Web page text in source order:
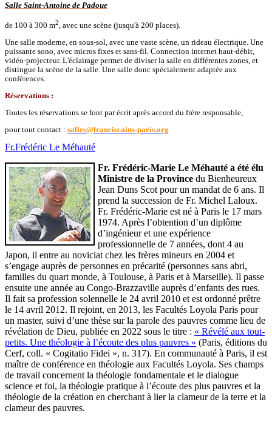
Salle Saint-Antoine de Padoue
de 100 à 300 m2 , avec une scène (jusqu'à 200 places).
Une salle moderne, en sous-sol, avec une vaste scène, un rideau électrique. Une
puissante sono, avec micros fixes et sans-fil. Connection internet haut-débit,
vidéo-projecteur. L'éclairage permet de diviser la salle en différentes zones, et
distingue la scène de la salle. Une salle donc spécialement adaptée aux
conférences.
Réservations :
Toutes les réservations se font par écrit après accord du frère responsable,
pour tout contact : salles@franciscains-paris.org
Fr.Frédéric Le Méhauté
Fr. Frédéric-Marie Le Méhauté a été élu
Ministre de la Province du Bienheureux
Jean Duns Scot pour un mandat de 6 ans. Il
prend la succession de Fr. Michel Laloux.
Fr. Frédéric-Marie est né à Paris le 17 mars
1974. Après l’obtention d’un diplôme
d’ingénieur et une expérience
professionnelle de 7 années, dont 4 au
Japon, il entre au noviciat chez les frères mineurs en 2004 et
s’engage auprès de personnes en précarité (personnes sans abri,
familles du quart monde, à Toulouse, à Paris et à Marseille). Il passe
ensuite une année au Congo-Brazzaville auprès d’enfants des rues.
Il fait sa profession solennelle le 24 avril 2010 et est ordonné prêtre
le 14 avril 2012. Il rejoint, en 2013, les Facultés Loyola Paris pour
un master, suivi d’une thèse sur la parole des pauvres comme lieu de
révélation de Dieu, publiée en 2022 sous le titre : « Révélé aux tout-
petits. Une théologie à l’écoute des plus pauvres » (Paris, éditions du
Cerf, coll. « Cogitatio Fidei », n. 317). En communauté à Paris, il est
maître de conférence en théologie aux Facultés Loyola. Ses champs
de travail concernent la théologie fondamentale et le dialogue
science et foi, la théologie pratique à l’écoute des plus pauvres et la
théologie de la création en cherchant à lier la clameur de la terre et la
clameur des pauvres.